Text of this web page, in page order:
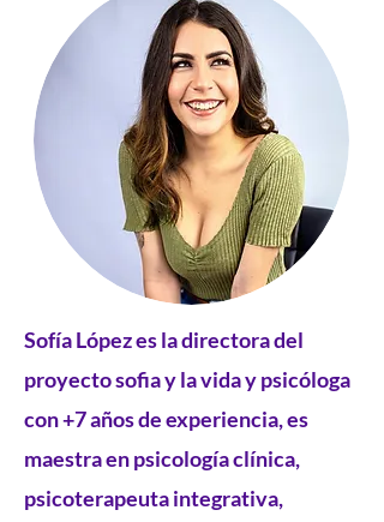
Sofía López es la directora del
proyecto sofia y la vida y psicóloga
con +7 años de experiencia, es
maestra en psicología clínica,
psicoterapeuta integrativa,